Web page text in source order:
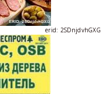
erid: 2SDnjdvhGXG